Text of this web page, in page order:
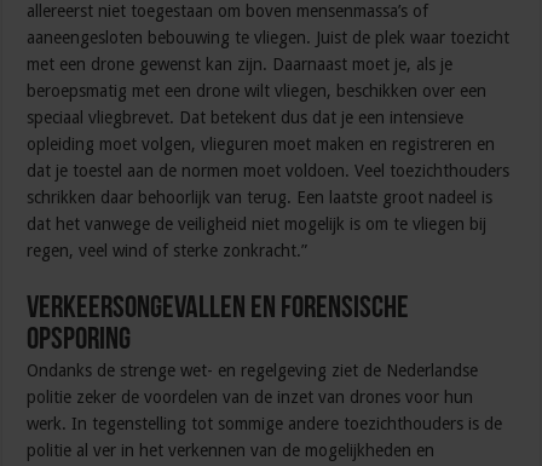
allereerst niet toegestaan om boven mensenmassa’s of
aaneengesloten bebouwing te vliegen. Juist de plek waar toezicht
met een drone gewenst kan zijn. Daarnaast moet je, als je
beroepsmatig met een drone wilt vliegen, beschikken over een
speciaal vliegbrevet. Dat betekent dus dat je een intensieve
opleiding moet volgen, vlieguren moet maken en registreren en
dat je toestel aan de normen moet voldoen. Veel toezichthouders
schrikken daar behoorlijk van terug. Een laatste groot nadeel is
dat het vanwege de veiligheid niet mogelijk is om te vliegen bij
regen, veel wind of sterke zonkracht.”
Verkeersongevallen en forensische
opsporing
Ondanks de strenge wet- en regelgeving ziet de Nederlandse
politie zeker de voordelen van de inzet van drones voor hun
werk. In tegenstelling tot sommige andere toezichthouders is de
politie al ver in het verkennen van de mogelijkheden en